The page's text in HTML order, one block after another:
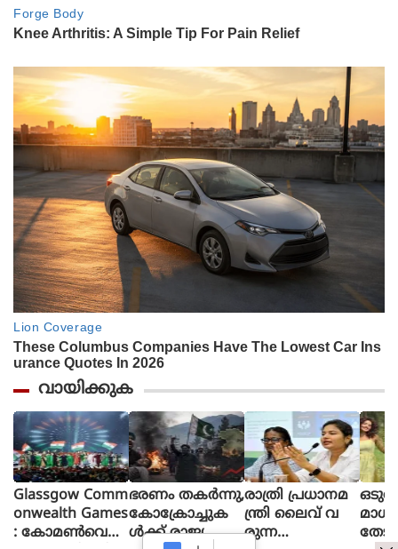
വായിക്കുക
Glassgow Comm
onwealth Games
: കോമൺവെൽ
ഭരണം തകര്‍ന്നു,
കോക്രോച്ചുക
ള്‍ക്ക് രാജ്യത്തെ
രാത്രി പ്രധാനമ
ന്ത്രി ലൈവ് വ
രുന്ന